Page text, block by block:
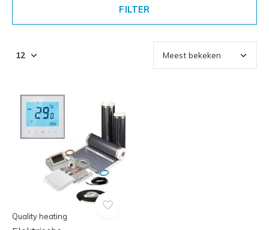
FILTER
Quality heating